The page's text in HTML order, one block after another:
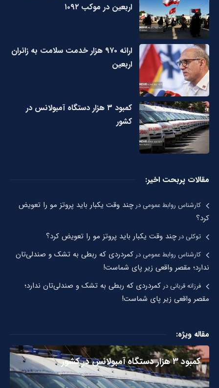
اربعین در موکب ۱۰۹۲
ارائه ۹۷۰ هزار خدمت سلامت به زائران
اربعین
کمبود ۳ هزار دستگاه آمبولانس در
کشور
مقالات پربحت اخیر:
کارشناس روابط عمومیدرچند وقت یکبار باید پروتز مو را تعویض
کرد؟
توکلیدرچند وقت یکبار باید پروتز مو را تعویض کرد؟
کارشناس روابط عمومیدر کمردردی که ربطی به تشک و صندلی‌تان
ندارد؛ مقصر واقعی زیر پای شماست!
فرزانه قربانیدر کمردردی که ربطی به تشک و صندلی‌تان ندارد؛
مقصر واقعی زیر پای شماست!
مقاله ویژه:
کمبود ۳ هزار دستگاه آمبولانس در کشور